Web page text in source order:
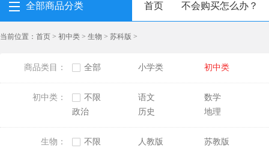
全部商品分类 首页 不会购买怎么办？
当前位置： 首页 > 初中类 > 生物 > 苏科版 >
商品类目： 全部 小学类 初中类
初中类： 不限 语文
数学
政治
历史 地理
生物： 不限 人教版
苏教版